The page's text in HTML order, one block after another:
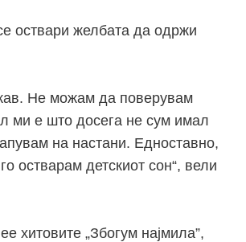
оствари желбата да одржи
Не можам да поверувам
ми е што досега не сум имал
на настани. Едноставно,
остварам детскиот сон“, вели
хитовите „Збогум најмила”,